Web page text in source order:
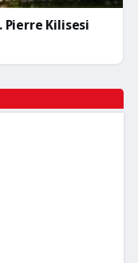
Pierre Kilisesi